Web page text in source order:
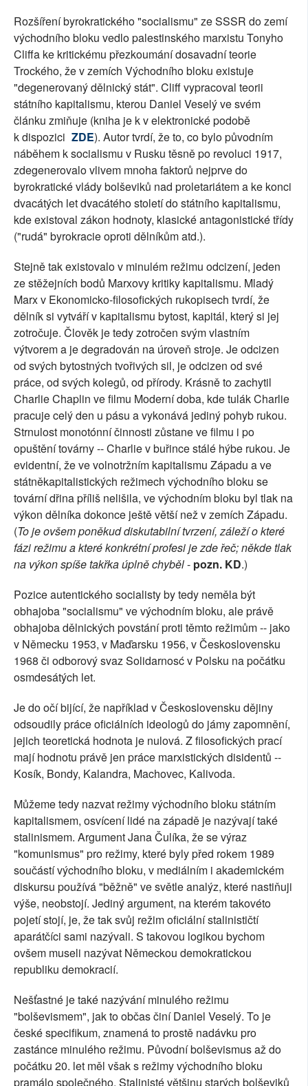
Rozšíření byrokratického "socialismu" ze SSSR do zemí
východního bloku vedlo palestinského marxistu Tonyho
Cliffa ke kritickému přezkoumání dosavadní teorie
Trockého, že v zemích Východního bloku existuje
"degenerovaný dělnický stát". Cliff vypracoval teorii
státního kapitalismu, kterou Daniel Veselý ve svém
článku zmiňuje (kniha je k v elektronické podobě
k dispozici ZDE). Autor tvrdí, že to, co bylo původním
náběhem k socialismu v Rusku těsně po revoluci 1917,
zdegenerovalo vlivem mnoha faktorů nejprve do
byrokratické vlády bolševiků nad proletariátem a ke konci
dvacátých let dvacátého století do státního kapitalismu,
kde existoval zákon hodnoty, klasické antagonistické třídy
("rudá" byrokracie oproti dělníkům atd.).
Stejně tak existovalo v minulém režimu odcizení, jeden
ze stěžejních bodů Marxovy kritiky kapitalismu. Mladý
Marx v Ekonomicko-filosofických rukopisech tvrdí, že
dělník si vytváří v kapitalismu bytost, kapitál, který si jej
zotročuje. Člověk je tedy zotročen svým vlastním
výtvorem a je degradován na úroveň stroje. Je odcizen
od svých bytostných tvořivých sil, je odcizen od své
práce, od svých kolegů, od přírody. Krásně to zachytil
Charlie Chaplin ve filmu Moderní doba, kde tulák Charlie
pracuje celý den u pásu a vykonává jediný pohyb rukou.
Strnulost monotónní činnosti zůstane ve filmu i po
opuštění továrny -- Charlie v buřince stálé hýbe rukou. Je
evidentní, že ve volnotržním kapitalismu Západu a ve
státněkapitalistických režimech východního bloku se
tovární dřina příliš nelišila, ve východním bloku byl tlak na
výkon dělníka dokonce ještě větší než v zemích Západu.
(To je ovšem poněkud diskutabilní tvrzení, záleží o které
fázi režimu a které konkrétní profesi je zde řeč; někde tlak
na výkon spíše takřka úplně chyběl- pozn. KD.)
Pozice autentického socialisty by tedy neměla být
obhajoba "socialismu" ve východním bloku, ale právě
obhajoba dělnických povstání proti těmto režimům -- jako
v Německu 1953, v Maďarsku 1956, v Československu
1968 či odborový svaz Solidarnosć v Polsku na počátku
osmdesátých let.
Je do očí bijící, že například v Československu dějiny
odsoudily práce oficiálních ideologů do jámy zapomnění,
jejich teoretická hodnota je nulová. Z filosofických prací
mají hodnotu právě jen práce marxistických disidentů --
Kosík, Bondy, Kalandra, Machovec, Kalivoda.
Můžeme tedy nazvat režimy východního bloku státním
kapitalismem, osvícení lidé na západě je nazývají také
stalinismem. Argument Jana Čulíka, že se výraz
"komunismus" pro režimy, které byly před rokem 1989
součástí východního bloku, v mediálním i akademickém
diskursu používá "běžně" ve světle analýz, které nastiňuji
výše, neobstojí. Jediný argument, na kterém takovéto
pojetí stojí, je, že tak svůj režim oficiální stalinističtí
aparátčíci sami nazývali. S takovou logikou bychom
ovšem museli nazývat Německou demokratickou
republiku demokracií.
Nešťastné je také nazývání minulého režimu
"bolševismem", jak to občas činí Daniel Veselý. To je
české specifikum, znamená to prostě nadávku pro
zastánce minulého režimu. Původní bolševismus až do
počátku 20. let měl však s režimy východního bloku
pramálo společného. Stalinisté většinu starých bolševiků